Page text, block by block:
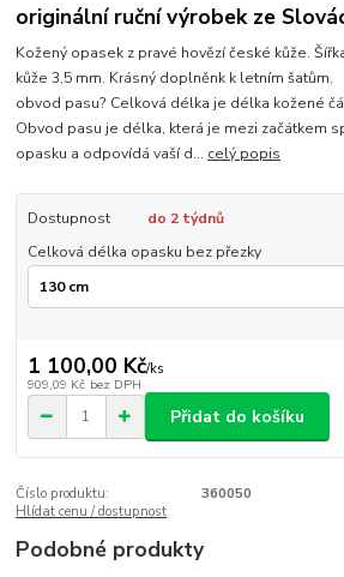
originální ruční výrobek ze
Kožený opasek z pravé hovězí české kůže.
kůže 3,5 mm. Krásný doplněnk k letním šatům.
obvod pasu? Celková délka je délka kožené
Obvod pasu je délka, která je mezi začátkem
opasku a odpovídá vaší d... celý popis
Dostupnost
do 2 týdnů
Celková délka opasku bez přezky
1 100,00 Kč/ks
909,09 Kč bez DPH
Přidat do košíku
Číslo produktu:
360050
Hlídat cenu / dostupnost
Podobné produkty